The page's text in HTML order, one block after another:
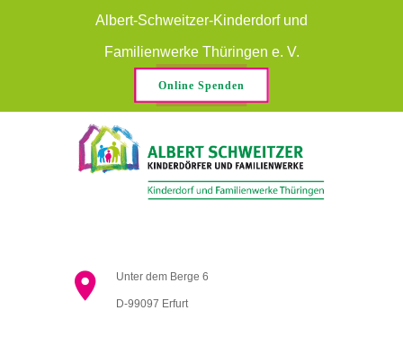
Albert-Schweitzer-Kinderdorf und
Familienwerke Thüringen e. V.
Online Spenden
Unter dem Berge 6
D-99097 Erfurt